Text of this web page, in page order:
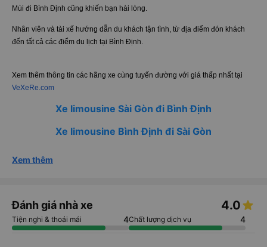
Mùi đi Bình Định cũng khiến bạn hài lòng.
Nhân viên và tài xế hướng dẫn du khách tận tình, từ địa điểm đón khách
đến tất cả các điểm du lịch tại Bình Định.
Xem thêm thông tin các hãng xe cùng tuyến đường với giá thấp nhất tại
VeXeRe.com
Xe limousine Sài Gòn đi Bình Định
Xe limousine Bình Định đi Sài Gòn
Xem thêm
Đánh giá nhà xe 4.0
Tiện nghi & thoải mái 4Chất lượng dịch vụ 4